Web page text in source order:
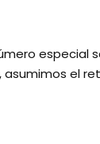
especial
asumimos el